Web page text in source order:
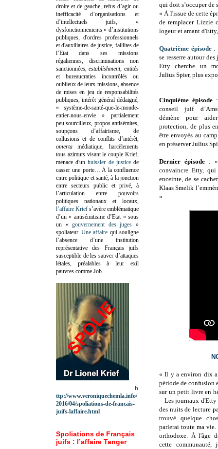
qui doit s’occuper de
« À l'issue de cette
de remplacer Lizzie
logeur et amant
Quatrième épisode:
se resserre autour
Etty cherche un
Julius Spier, plus
Cinquième épisode:
conseil juif
démène pour
protection, de plus
être envoyés au
en préserver Julius
Dernier épisode: «
convaincre Etty, qui
enceinte, de se
Klaas Smelik
»
« Il y a environ dix
période de confusion
sur un petit livre en
– Les journaux d'Etty
des nuits de lecture
trouvé quelque
parlerai toute ma
orthodoxe. À l'âge
cette
droite et de gauche, refus d’agir ou
inefficacité d’organisations et
d’intellectuels juifs, «
dysfonctionnements » d’institutions
publiques, d'ordres professionnels
et d'auxiliaires de justice, faillites de
l’Etat dans ses missions
régaliennes, discriminations non
sanctionnées,establishment, entités
et bureaucraties incontrôlés ou
oublieux de leurs missions, absence
de mises en jeu de responsabilités
publiques, intérêt général dédaigné,
« système-de-santé-que-le-monde-
entier-nous-envie » partialement
peu sourcilleux, propos antisémites,
soupçons d’affairisme, de
collusions et de conflits d’intérêt,
omertamédiatique, harcèlements
tous azimuts visant le couple Krief,
menace d'unhuissier de justicede
casser une porte… A la confluence
entre politique et santé, à la jonction
entre secteurs public et privé, à
l’articulation entre pouvoirs
politiques nationaux et locaux,
l’affaire Krief s’avère emblématique
d’un « antisémitisme d’Etat » sous
un «gouvernement des juges »
spoliateur.Une affaire qui souligne
l’absence d’une institution
représentative des Français juifs
susceptible de les sauver d’attaques
létales, préalables à leur exil
pauvres comme Job.
h
ttp://www.veroniquechemla.info/
2016/04/spoliations-de-francais-
juifs-laffaire.html
Spoliations de Français
juifs : l’affaire Tanger